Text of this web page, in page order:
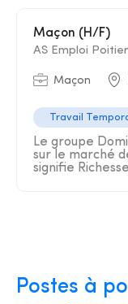
Maçon (H/F)
AS Emploi
Maçon
Travail
Le groupe
sur le marché
signifie
Postes à